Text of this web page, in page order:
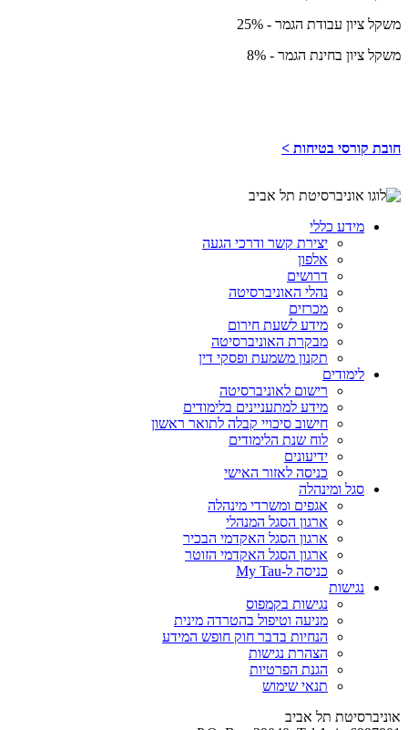
משקל ציון עבודת הגמר - 25%
משקל ציון בחינת הגמר - 8%
חובת קורסי בטיחות >
מידע כללי
יצירת קשר ודרכי הגעה
אלפון
דרושים
נהלי האוניברסיטה
מכרזים
מידע לשעת חירום
מבקרת האוניברסיטה
תקנון משמעת ופסקי דין
לימודים
רישום לאוניברסיטה
מידע למתעניינים בלימודים
חישוב סיכויי קבלה לתואר ראשון
לוח שנת הלימודים
ידיעונים
כניסה לאזור האישי
סגל ומינהלה
אגפים ומשרדי מינהלה
ארגון הסגל המנהלי
ארגון הסגל האקדמי הבכיר
ארגון הסגל האקדמי הזוטר
כניסה ל-My Tau
נגישות
נגישות בקמפוס
מניעה וטיפול בהטרדה מינית
הנחיות בדבר חוק חופש המידע
הצהרת נגישות
הגנת הפרטיות
תנאי שימוש
אוניברסיטת תל אביב